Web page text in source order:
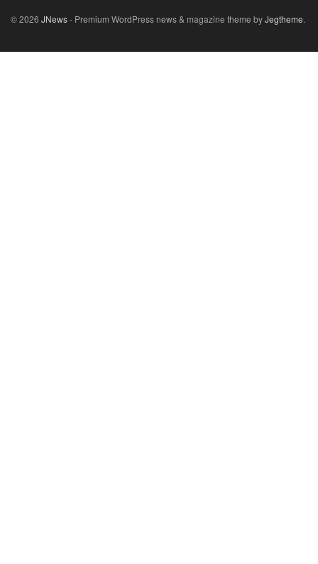
© 2026 JNews- Premium WordPress news & magazine theme byJegtheme.